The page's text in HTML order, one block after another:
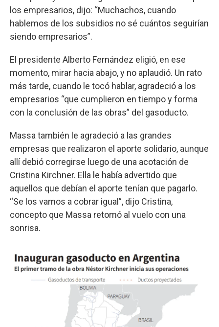
los empresarios, dijo: “Muchachos, cuando
hablemos de los subsidios no sé cuántos seguirían
siendo empresarios”.
El presidente Alberto Fernández eligió, en ese
momento, mirar hacia abajo, y no aplaudió. Un rato
más tarde, cuando le tocó hablar, agradeció a los
empresarios “que cumplieron en tiempo y forma
con la conclusión de las obras” del gasoducto.
Massa también le agradeció a las grandes
empresas que realizaron el aporte solidario, aunque
allí debió corregirse luego de una acotación de
Cristina Kirchner. Ella le había advertido que
aquellos que debían el aporte tenían que pagarlo.
“Se los vamos a cobrar igual”, dijo Cristina,
concepto que Massa retomó al vuelo con una
sonrisa.